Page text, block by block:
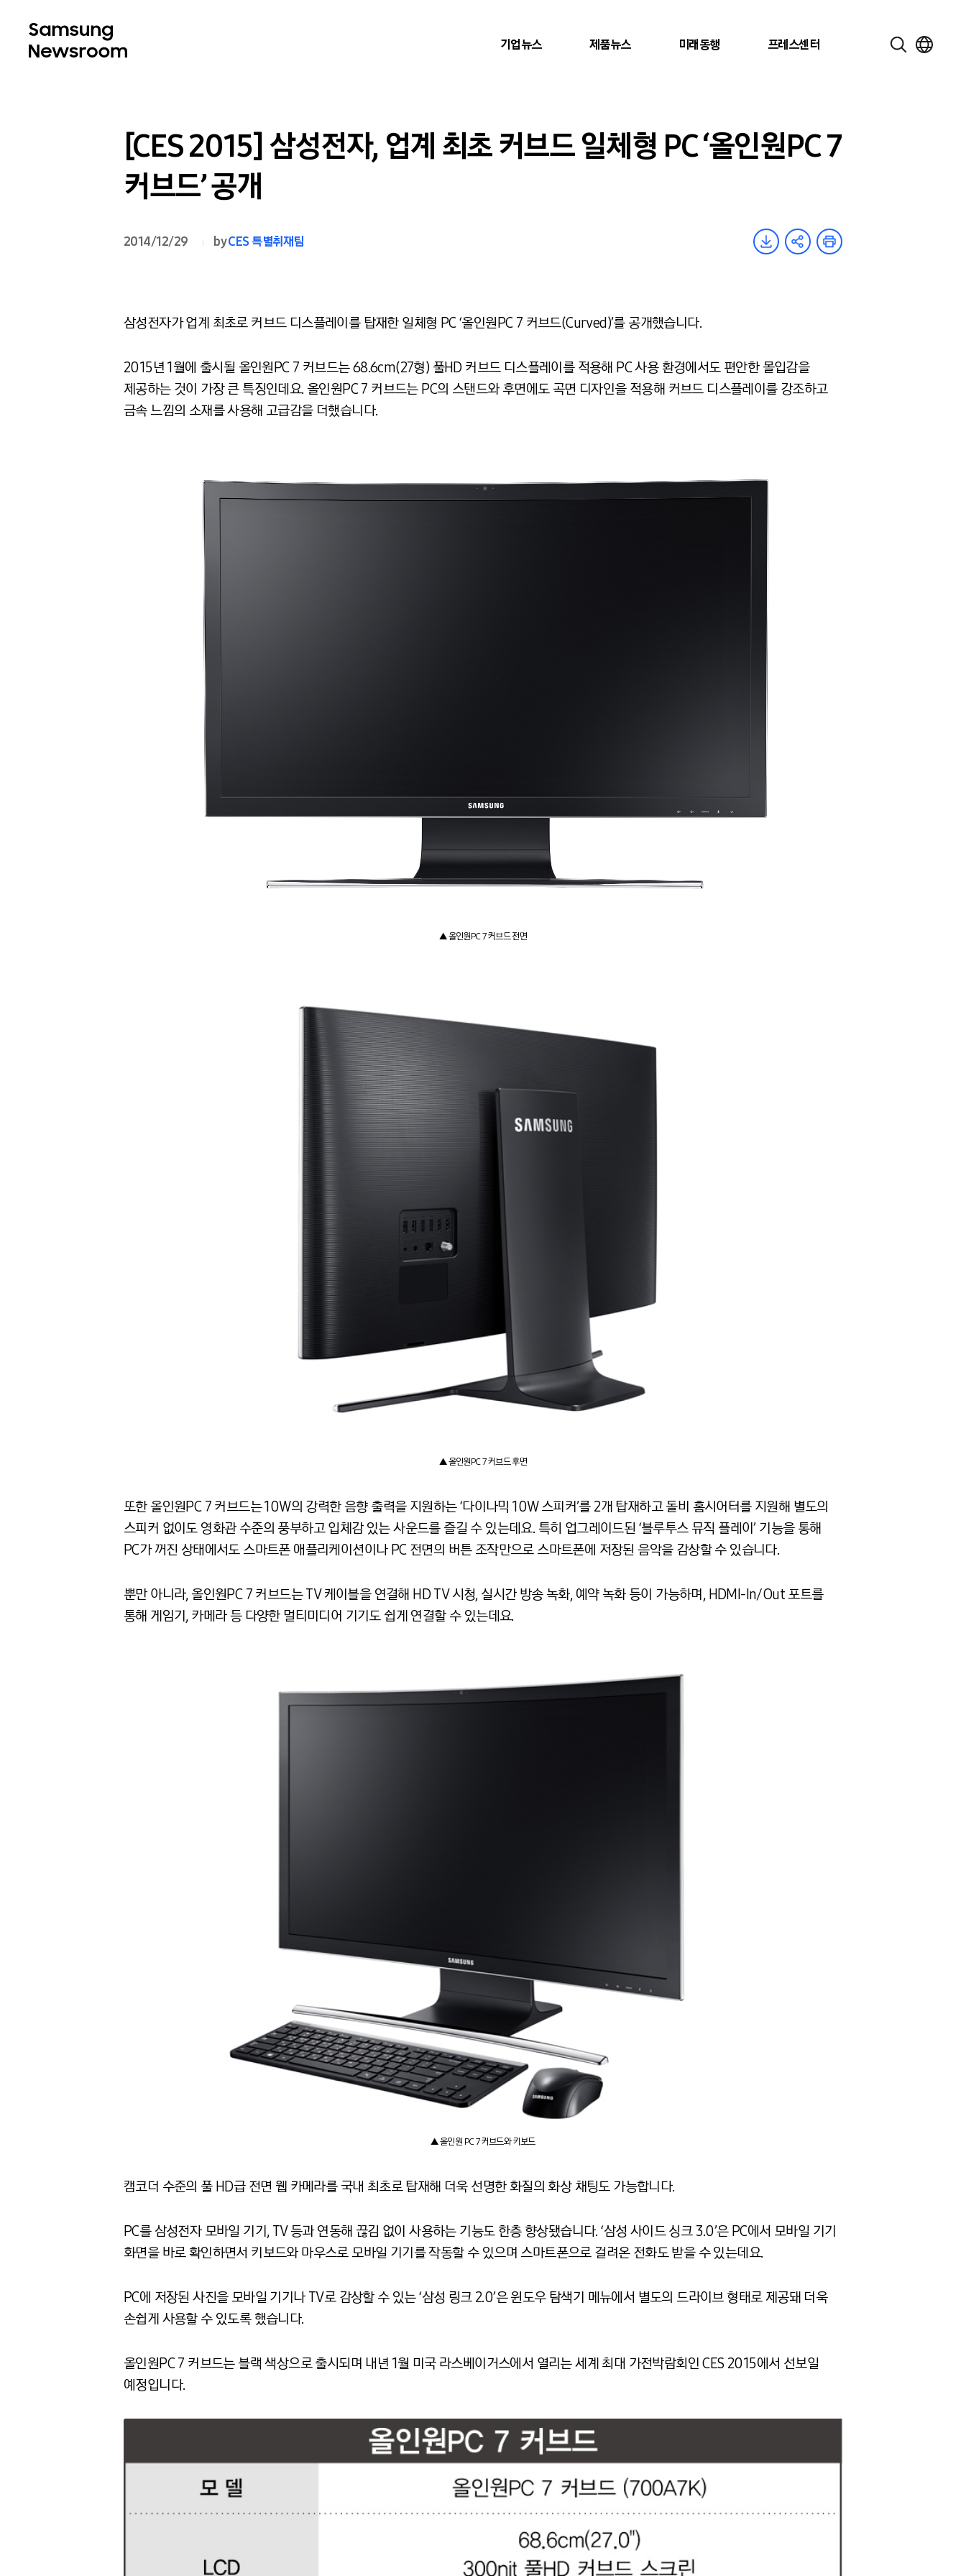
기업뉴스 제품뉴스 미래동행 프레스센터
[CES 2015] 삼성전자, 업계 최초 커브드 일체형 PC ‘올인원PC 7
커브드’ 공개
2014/12/29 byCES 특별취재팀
삼성전자가 업계 최초로 커브드 디스플레이를 탑재한 일체형 PC ‘올인원PC 7 커브드(Curved)’를 공개했습니다.
2015년 1월에 출시될 올인원PC 7 커브드는 68.6cm(27형) 풀HD 커브드 디스플레이를 적용해 PC 사용 환경에서도 편안한 몰입감을
제공하는 것이 가장 큰 특징인데요. 올인원PC 7 커브드는 PC의 스탠드와 후면에도 곡면 디자인을 적용해 커브드 디스플레이를 강조하고
금속 느낌의 소재를 사용해 고급감을 더했습니다.
▲ 올인원PC 7 커브드 전면
▲ 올인원PC 7 커브드 후면
또한 올인원PC 7 커브드는 10W의 강력한 음향 출력을 지원하는 ‘다이나믹 10W 스피커’를 2개 탑재하고 돌비 홈시어터를 지원해 별도의
스피커 없이도 영화관 수준의 풍부하고 입체감 있는 사운드를 즐길 수 있는데요. 특히 업그레이드된 ‘블루투스 뮤직 플레이’ 기능을 통해
PC가 꺼진 상태에서도 스마트폰 애플리케이션이나 PC 전면의 버튼 조작만으로 스마트폰에 저장된 음악을 감상할 수 있습니다.
뿐만 아니라, 올인원PC 7 커브드는 TV 케이블을 연결해 HD TV 시청, 실시간 방송 녹화, 예약 녹화 등이 가능하며, HDMI-In/Out 포트를
통해 게임기, 카메라 등 다양한 멀티미디어 기기도 쉽게 연결할 수 있는데요.
▲ 올인원 PC 7 커브드와 키보드
캠코더 수준의 풀 HD급 전면 웹 카메라를 국내 최초로 탑재해 더욱 선명한 화질의 화상 채팅도 가능합니다.
PC를 삼성전자 모바일 기기, TV 등과 연동해 끊김 없이 사용하는 기능도 한층 향상됐습니다. ‘삼성 사이드 싱크 3.0’은 PC에서 모바일 기기
화면을 바로 확인하면서 키보드와 마우스로 모바일 기기를 작동할 수 있으며 스마트폰으로 걸려온 전화도 받을 수 있는데요.
PC에 저장된 사진을 모바일 기기나 TV로 감상할 수 있는 ‘삼성 링크 2.0’은 윈도우 탐색기 메뉴에서 별도의 드라이브 형태로 제공돼 더욱
손쉽게 사용할 수 있도록 했습니다.
올인원PC 7 커브드는 블랙 색상으로 출시되며 내년 1월 미국 라스베이거스에서 열리는 세계 최대 가전박람회인 CES 2015에서 선보일
예정입니다.